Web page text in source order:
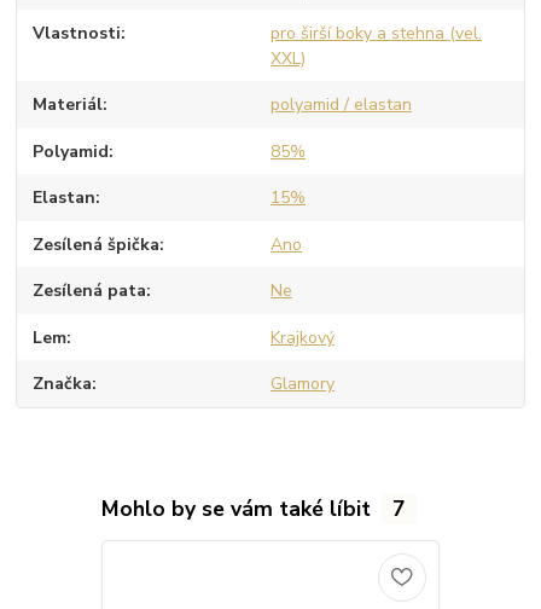
Vlastnosti
pro širší boky a stehna (vel.
XXL)
Materiál polyamid / elastan
Polyamid 85%
Elastan 15%
Zesílená špička Ano
Zesílená pata Ne
Lem Krajkový
Značka Glamory
Mohlo by se vám také líbit 7